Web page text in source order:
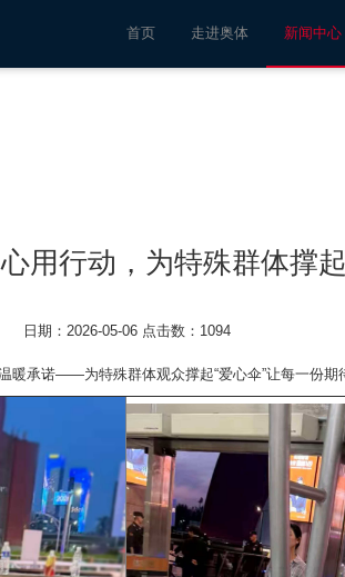
首页 走进奥体 新闻中心
用行动，为特殊群体撑起
日期：2026-05-06 点击数：1094
承诺——为特殊群体观众撑起“爱心伞”让每一份期